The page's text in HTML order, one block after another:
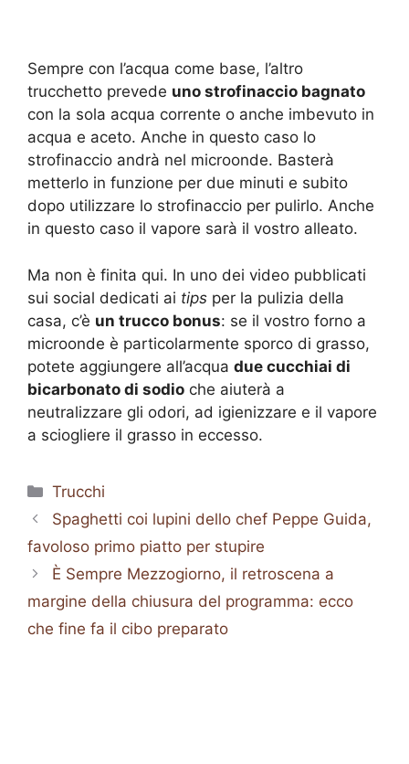
Sempre con l’acqua come base, l’altro
trucchetto prevede uno strofinaccio bagnato
con la sola acqua corrente o anche imbevuto in
acqua e aceto. Anche in questo caso lo
strofinaccio andrà nel microonde. Basterà
metterlo in funzione per due minuti e subito
dopo utilizzare lo strofinaccio per pulirlo. Anche
in questo caso il vapore sarà il vostro alleato.
Ma non è finita qui. In uno dei video pubblicati
sui social dedicati ai tips per la pulizia della
casa, c’è un trucco bonus: se il vostro forno a
microonde è particolarmente sporco di grasso,
potete aggiungere all’acqua due cucchiai di
bicarbonato di sodio che aiuterà a
neutralizzare gli odori, ad igienizzare e il vapore
a sciogliere il grasso in eccesso.
Categorie
Trucchi
Spaghetti coi lupini dello chef Peppe Guida,
favoloso primo piatto per stupire
È Sempre Mezzogiorno, il retroscena a
margine della chiusura del programma: ecco
che fine fa il cibo preparato